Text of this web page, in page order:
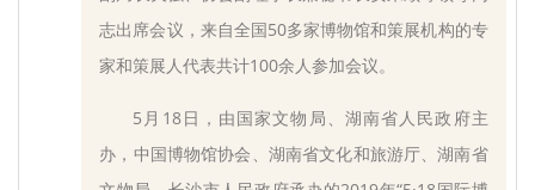
志出席会议，来自全国50多家博物馆和策展机构的专
家和策展人代表共计100余人参加会议。
5月18日，由国家文物局、湖南省人民政府主
办，中国博物馆协会、湖南省文化和旅游厅、湖南省